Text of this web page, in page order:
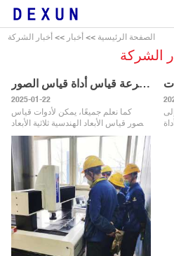
الصفحة الرئيسية >> أخبار >> أخبار الشركة
الشركة
تحليل العوامل المؤثرة في سرعة قياس أداة قياس الصور
2025-01-22
كما نعلم جميعًا، يمكن لأدوات قياس
الصور قياس الأبعاد الهندسية ثلاثية الأبعاد
والتسامح الهندسي للمنتج دون لمس
سطح المنتج، لذلك فهي فعالة للغاية.
إذن ما الذي يحدد سرع